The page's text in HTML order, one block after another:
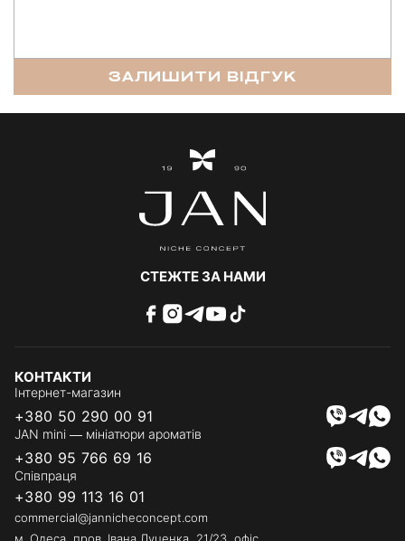
ЗАЛИШИТИ ВІДГУК
СТЕЖТЕ ЗА НАМИ
КОНТАКТИ
Інтернет-магазин
+380 50 290 00 91
JAN mini — мініатюри ароматів
+380 95 766 69 16
Співпраця
+380 99 113 16 01
commercial@jannicheconcept.com